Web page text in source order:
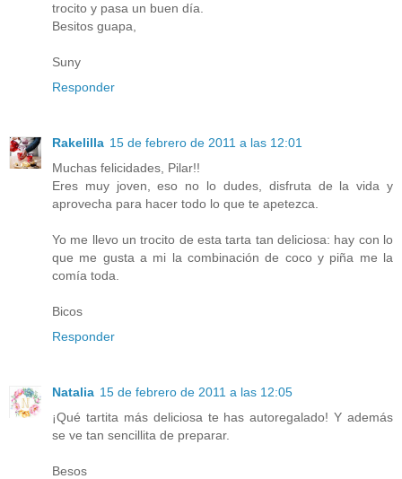
trocito y pasa un buen día.
Besitos guapa,
Suny
Responder
Rakelilla 15 de febrero de 2011 a las 12:01
Muchas felicidades, Pilar!!
Eres muy joven, eso no lo dudes, disfruta de la vida y
aprovecha para hacer todo lo que te apetezca.
Yo me llevo un trocito de esta tarta tan deliciosa: hay con lo
que me gusta a mi la combinación de coco y piña me la
comía toda.
Bicos
Responder
Natalia 15 de febrero de 2011 a las 12:05
¡Qué tartita más deliciosa te has autoregalado! Y además
se ve tan sencillita de preparar.
Besos